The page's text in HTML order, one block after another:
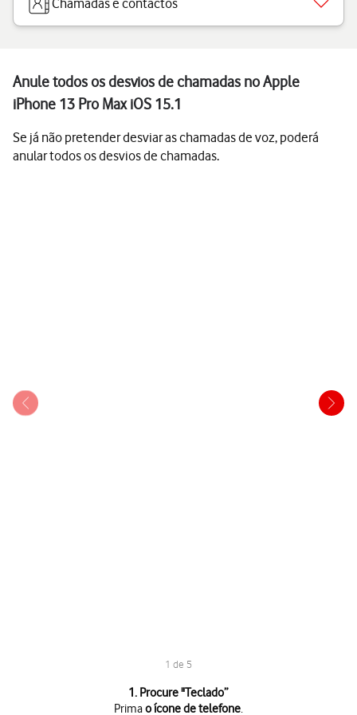
Chamadas e contactos
Anule todos os desvios de chamadas no Apple
iPhone 13 Pro Max iOS 15.1
Se já não pretender desviar as chamadas de voz, poderá
anular todos os desvios de chamadas.
1 de 5
1. Procure "Teclado”
Primao ícone de telefone.